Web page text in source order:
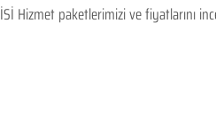
Hizmet paketlerimizi ve fiyatlarını